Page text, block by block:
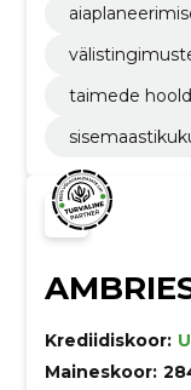
taimede
Krediidiskoor:
Maineskoor: